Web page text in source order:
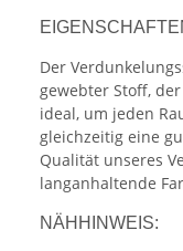
Der
gewebter Stoff,
ideal, um jeden
gleichzeitig eine
Qualität unseres
langanhaltende
NÄHHINWEIS: